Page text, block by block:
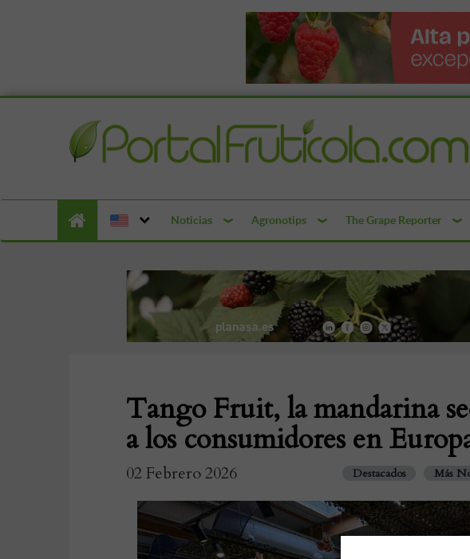
Noticias Agronotips The Grape Reporter
Tango Fruit, la mandarina
a los consumidores en
02 Febrero 2026 Destacados Más